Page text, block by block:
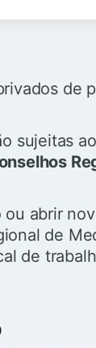
de
sujeitas
ou abrir
de
de